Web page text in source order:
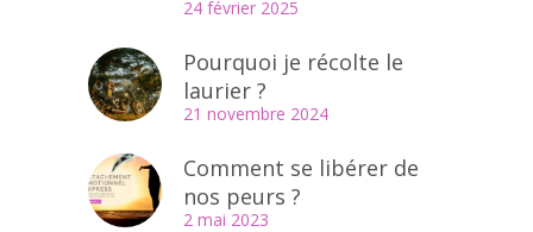
24 février 2025
Pourquoi je récolte le
laurier ?
21 novembre 2024
Comment se libérer de
nos peurs ?
2 mai 2023